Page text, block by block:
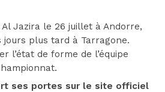
Al Jazira le 26 juillet à Andorre,
jours plus tard à Tarragone.
l’état de forme de l’équipe
ses portes sur le site officiel